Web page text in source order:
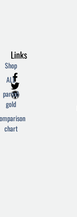
F
a
c
e
o
o
T
w
i
t
e
r
W
o
r
d
r
e
Links
Shop
ALL
parcel
gold
chart